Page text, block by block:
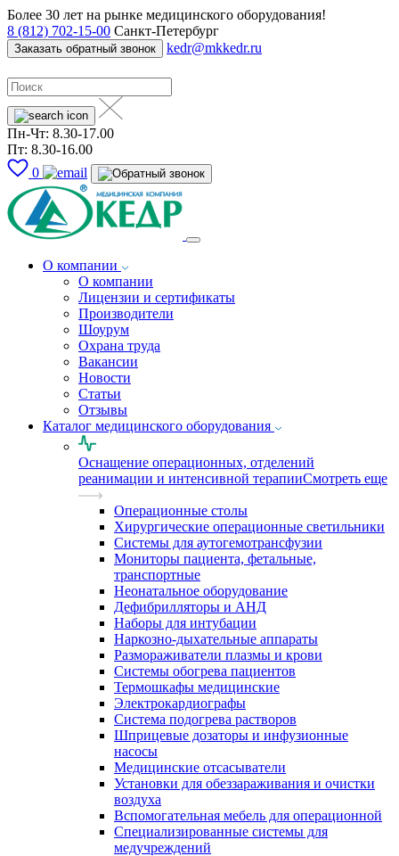
Более 30 лет на рынке медицинского оборудования!
8 (812) 702-15-00 Санкт-Петербург
Заказать обратный звонок kedr@mkkedr.ru
Пн-Чт: 8.30-17.00
Пт: 8.30-16.00
0
О компании
О компании
Лицензии и сертификаты
Производители
Шоурум
Охрана труда
Вакансии
Новости
Статьи
Отзывы
Каталог медицинского оборудования
Оснащение операционных, отделений
реанимации и интенсивной терапииСмотреть еще
Операционные столы
Хирургические операционные светильники
Системы для аутогемотрансфузии
Мониторы пациента, фетальные,
транспортные
Неонатальное оборудование
Дефибрилляторы и АНД
Наборы для интубации
Наркозно-дыхательные аппараты
Размораживатели плазмы и крови
Системы обогрева пациентов
Термошкафы медицинские
Электрокардиографы
Cистема подогрева растворов
Шприцевые дозаторы и инфузионные
насосы
Медицинские отсасыватели
Установки для обеззараживания и очистки
воздуха
Вспомогательная мебель для операционной
Специализированные системы для
медучреждений